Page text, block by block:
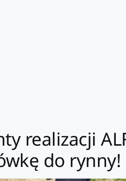
realizacji
do rynny!